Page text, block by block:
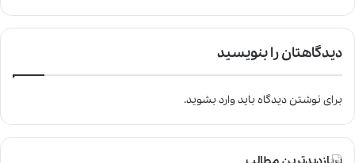
دیدگاهتان را بنویسید
برای نوشتن دیدگاه بایدوارد بشوید.